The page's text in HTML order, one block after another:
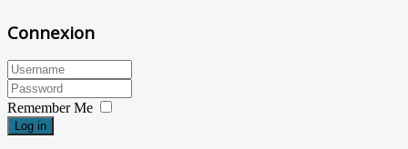
Connexion
Remember Me
Log in